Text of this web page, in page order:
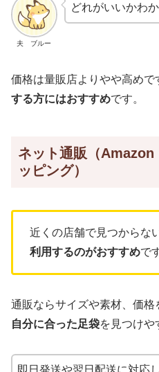
夫 ブルー
どれがいいかわ
価格は量販店よりやや高めで
する方にはおすすめです。
ネット通販（Amazon
ッピング）
近くの店舗で見つからな
利用するのがおすすめで
通販ならサイズや素材、価格
自分に合った足袋を見つけや
即日発送や翌日配送に対応